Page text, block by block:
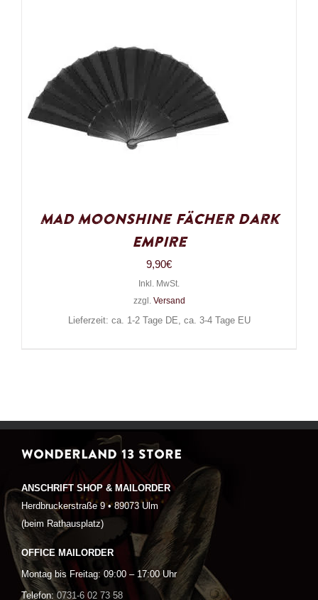
Mad Moonshine Fächer Dark
Empire
9,90€
Inkl. MwSt.
zzgl. Versand
Lieferzeit: ca. 1-2 Tage DE, ca. 3-4 Tage EU
WONDERLAND 13 STORE
ANSCHRIFT SHOP & MAILORDER
Herdbruckerstraße 9 • 89073 Ulm
(beim Rathausplatz)
OFFICE MAILORDER
Montag bis Freitag: 09:00 – 17:00 Uhr
Telefon: 0731-6 02 73 58